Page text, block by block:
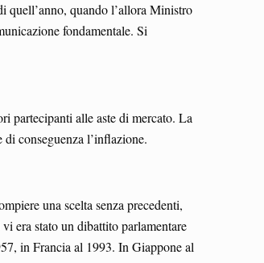
quell’anno, quando l’allora Ministro
fondamentale. Si
partecipanti alle aste di mercato. La
conseguenza l’inflazione.
una scelta senza precedenti,
era stato un dibattito parlamentare
in Francia al 1993. In Giappone al